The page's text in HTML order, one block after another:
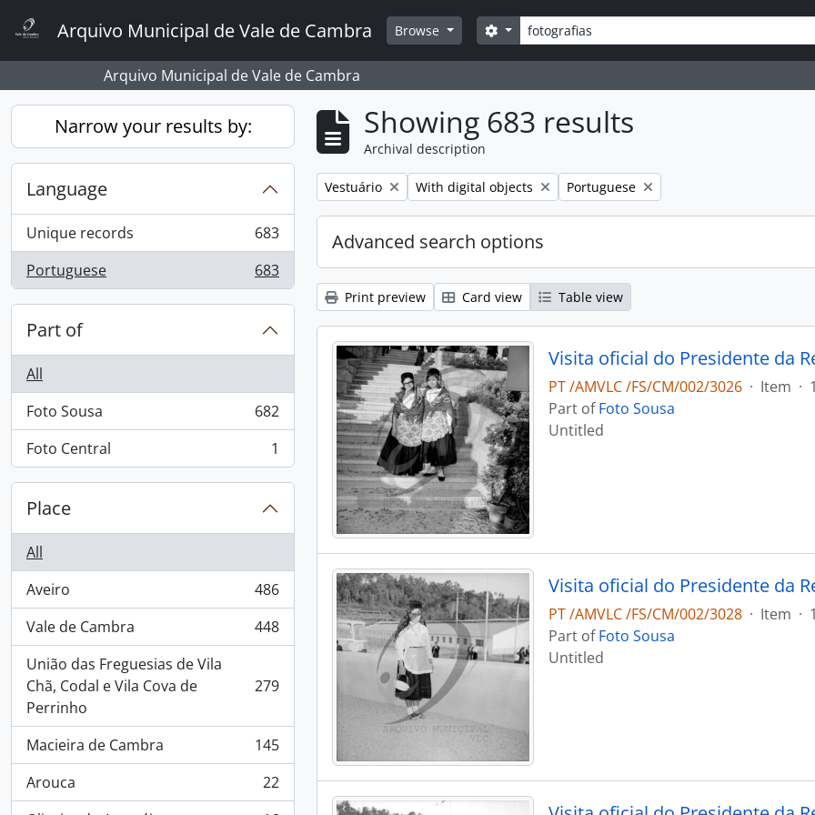
Arquivo Municipal de Vale de Cambra Browse Search
Search options
Arquivo Municipal de Vale de Cambra
Narrow your results by:
Language
Unique records
, 683 results
683
Portuguese
, 683 results 683
Part of
All
Foto Sousa
, 682 results
682
Foto Central
, 1 results 1
Place
All
Aveiro
, 486 results
486
Vale de Cambra
, 448 results
448
União das Freguesias de Vila
Chã, Codal e Vila Cova de
Perrinho
, 279 results 279
Macieira de Cambra
, 145 results
145
Arouca
, 22 results
22
Showing 683 results
Archival description
Remove filter:
Vestuário Remove filter:
With digital objects Remove filter:
Portuguese
Advanced search options
Print preview Card view Table view
PT /AMVLC /FS/CM/002/3026 · Item ·
Part ofFoto Sousa
Untitled
PT /AMVLC /FS/CM/002/3028 · Item ·
Part ofFoto Sousa
Untitled